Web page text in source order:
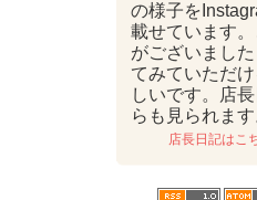
の様子を
載せています
がございまし
てみていただ
しいです。店
らも見られま
店長日記はこ